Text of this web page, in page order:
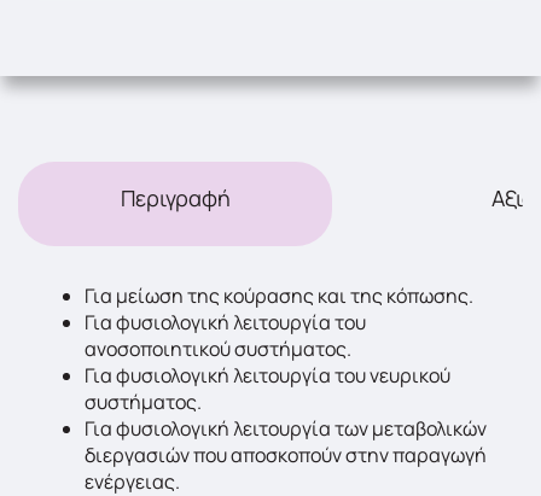
Περιγραφή
Για μείωση της κούρασης και της κόπωσης.
Για φυσιολογική λειτουργία του
ανοσοποιητικού συστήματος.
Για φυσιολογική λειτουργία του νευρικού
συστήματος.
Για φυσιολογική λειτουργία των μεταβολικών
διεργασιών που αποσκοπούν στην παραγωγή
ενέργειας.